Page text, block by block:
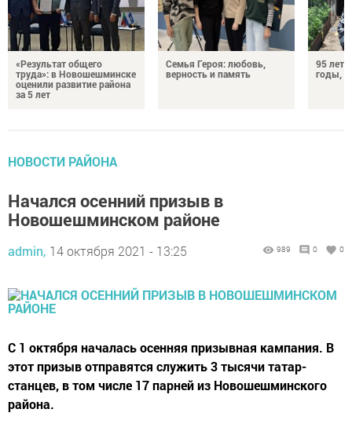
«Результат общего
труда»: в Новошешминске
оценили развитие района
за 5 лет
Семья Героя: любовь,
верность и память
95 лет
годы,
НОВОСТИ РАЙОНА
Начался осенний призыв в
Новошешминском районе
admin, 14 октября 2021 - 13:25 989 0 0
С 1 октября началась осенняя призывная кампания. В
этот призыв отправятся служить 3 тысячи татар-
станцев, в том числе 17 парней из Новошешминского
района.